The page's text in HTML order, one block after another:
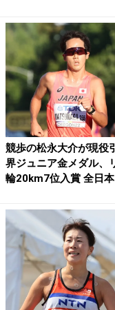
競歩の松永大介が現役
界ジュニア金メダル、
輪20km7位入賞 全日